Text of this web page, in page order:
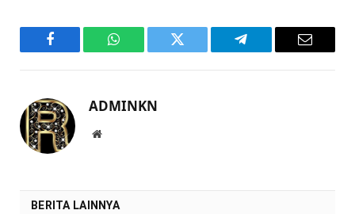
Facebook WhatsAppTwitter Telegram Email
ADMINKN
Website
BERITA LAINNYA